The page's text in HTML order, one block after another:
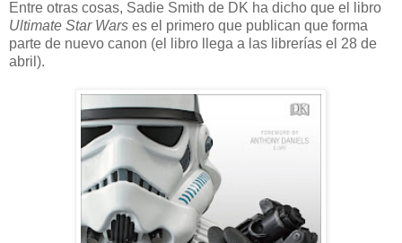
Entre otras cosas, Sadie Smith de DK ha dicho que el libro
Ultimate Star Wars es el primero que publican que forma
parte de nuevo canon (el libro llega a las librerías el 28 de
abril).